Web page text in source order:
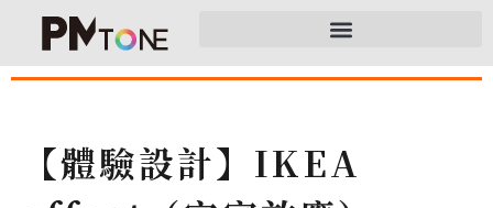
【體驗設計】IKEA